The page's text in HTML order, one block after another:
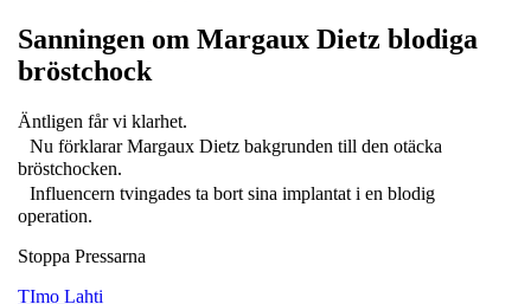
Sanningen om Margaux Dietz blodiga
bröstchock
Äntligen får vi klarhet.
Nu förklarar Margaux Dietz bakgrunden till den otäcka
bröstchocken.
Influencern tvingades ta bort sina implantat i en blodig
operation.
Stoppa Pressarna
TImo Lahti